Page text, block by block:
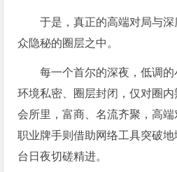
于是，真正的高端对局与
众隐秘的圈层之中。
每一个首尔的深夜，低调的
环境私密、圈层封闭，仅对圈
会所里，富商、名流齐聚，高
职业牌手则借助网络工具突破
台日夜切磋精进。